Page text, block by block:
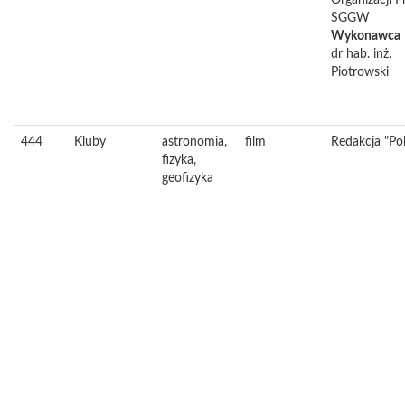
SGGW
Wykonawca
dr hab. inż.
Piotrowski
444 Kluby
astronomia,
fizyka,
geofizyka
film Redakcja